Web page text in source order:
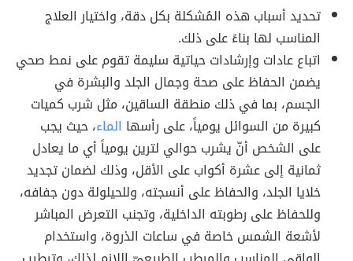
تحديد أسباب هذه المُشكلة بكل دقة، واختيار العلاج
المناسب لها بناءً على ذلك.
اتباع عادات وإرشادات حياتية سليمة تقوم على نمط صحي
يضمن الحفاظ على صحة وجمال الجلد والبشرة في
الجسم، بما في ذلك منطقة الساقين، مثل شرب كميات
كبيرة من السوائل يومياً، على رأسها الماء، حيث يجب
على الشخص أنّ يشرب حوالي لترين يومياً أي ما يعادل
ثمانية إلى عشرة أكواب على الأقل، وذلك لضمان تجديد
خلايا الجلد، والحفاظ على أنسجته، وللحيلولة دون جفافه،
وللحفاظ على رطوبته الداخلية، وتجنب التعرض المباشر
لأشعة الشمس خاصة في ساعات الذروة، واستخدام